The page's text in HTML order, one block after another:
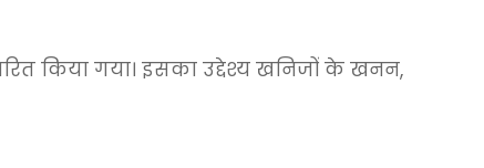
किया गया। इसका उद्देश्य खनिजों के खनन,